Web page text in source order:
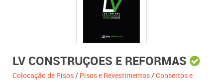
LV CONSTRUÇOES E REFORMAS
Colocação de Pisos/ Pisos e Revestimentos/Consertos e